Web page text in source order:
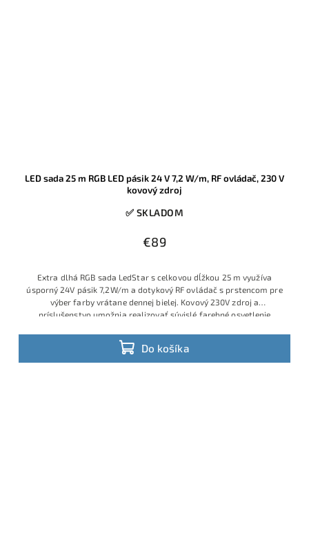
LED sada 25 m RGB LED pásik 24 V 7,2 W/m, RF ovládač, 230 V
kovový zdroj
✅ SKLADOM
€89
Do košíka
Extra dlhá RGB sada LedStar s celkovou dĺžkou 25 m využíva
úsporný 24V pásik 7,2W/m a dotykový RF ovládač s prstencom pre
výber farby vrátane dennej bielej. Kovový 230V zdroj a
príslušenstvo umožnia realizovať súvislé farebné osvetlenie
bez skladania viacerých kratších sád